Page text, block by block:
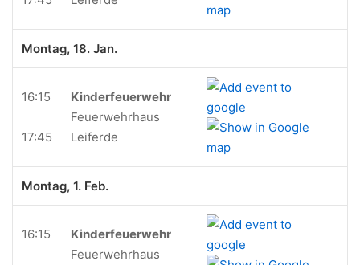
Montag, 18. Jan.
16:15
17:45
Kinderfeuerwehr
Feuerwehrhaus
Leiferde
Montag, 1. Feb.
16:15
Kinderfeuerwehr
Feuerwehrhaus